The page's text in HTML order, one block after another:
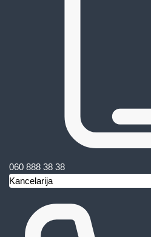
060 888 38 38
Kancelarija